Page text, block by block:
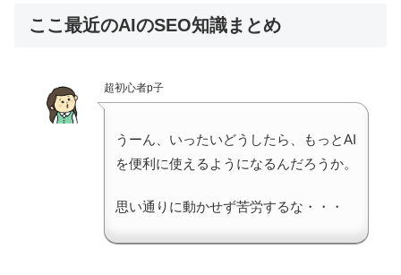
ここ最近のAIのSEO知識まとめ
超初心者p子
うーん、いったいどうしたら、もっとAI
を便利に使えるようになるんだろうか。
思い通りに動かせず苦労するな・・・